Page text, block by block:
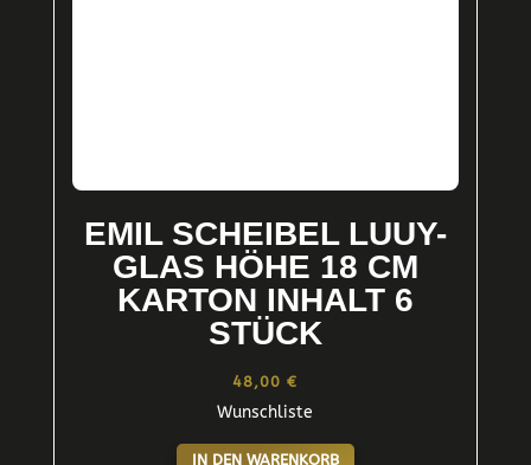
EMIL SCHEIBEL LUUY-
GLAS HÖHE 18 CM
KARTON INHALT 6
STÜCK
48,00€
Wunschliste
IN DEN WARENKORB